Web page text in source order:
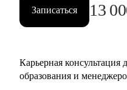
Записаться 13
Карьерная консультация
образования и